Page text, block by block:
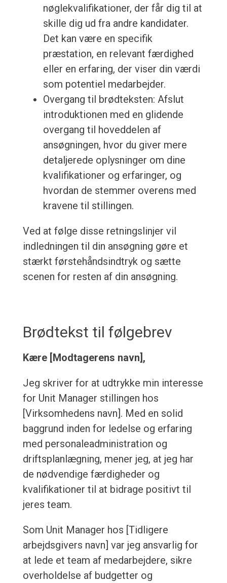
nøglekvalifikationer, der får dig til at
skille dig ud fra andre kandidater.
Det kan være en specifik
præstation, en relevant færdighed
eller en erfaring, der viser din værdi
som potentiel medarbejder.
Overgang til brødteksten: Afslut
introduktionen med en glidende
overgang til hoveddelen af
ansøgningen, hvor du giver mere
detaljerede oplysninger om dine
kvalifikationer og erfaringer, og
hvordan de stemmer overens med
kravene til stillingen.
Ved at følge disse retningslinjer vil
indledningen til din ansøgning gøre et
stærkt førstehåndsindtryk og sætte
scenen for resten af din ansøgning.
Brødtekst til følgebrev
Kære [Modtagerens navn],
Jeg skriver for at udtrykke min interesse
for Unit Manager stillingen hos
[Virksomhedens navn]. Med en solid
baggrund inden for ledelse og erfaring
med personaleadministration og
driftsplanlægning, mener jeg, at jeg har
de nødvendige færdigheder og
kvalifikationer til at bidrage positivt til
jeres team.
Som Unit Manager hos [Tidligere
arbejdsgivers navn] var jeg ansvarlig for
at lede et team af medarbejdere, sikre
overholdelse af budgetter og